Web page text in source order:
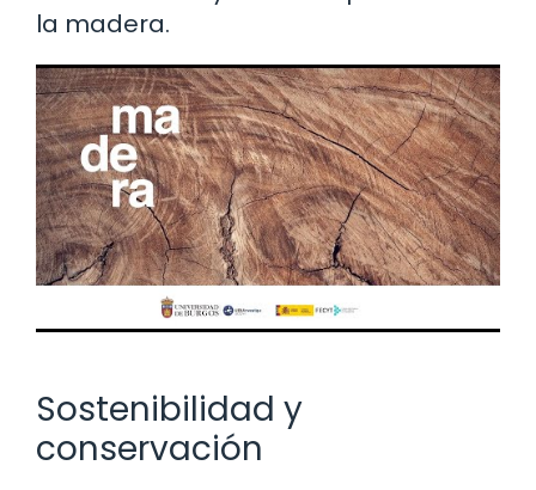
la madera.
Sostenibilidad y
conservación